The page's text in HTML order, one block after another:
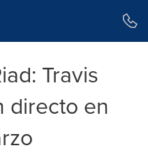
Travis
directo en